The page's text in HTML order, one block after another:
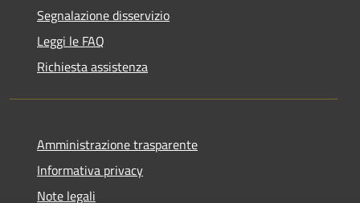
Segnalazione disservizio
Leggi le FAQ
Richiesta assistenza
Amministrazione trasparente
Informativa privacy
Note legali